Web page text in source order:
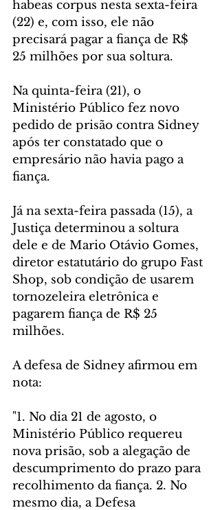
habeas corpus nesta sexta-feira
(22) e, com isso, ele não
precisará pagar a fiança de R$
25 milhões por sua soltura.
Na quinta-feira (21), o
Ministério Público fez novo
pedido de prisão contra Sidney
após ter constatado que o
empresário não havia pago a
fiança.
Já na sexta-feira passada (15), a
Justiça determinou a soltura
dele e de Mario Otávio Gomes,
diretor estatutário do grupo Fast
Shop, sob condição de usarem
tornozeleira eletrônica e
pagarem fiança de R$ 25
milhões.
A defesa de Sidney afirmou em
nota:
"1. No dia 21 de agosto, o
Ministério Público requereu
nova prisão, sob a alegação de
descumprimento do prazo para
recolhimento da fiança. 2. No
mesmo dia, a Defesa